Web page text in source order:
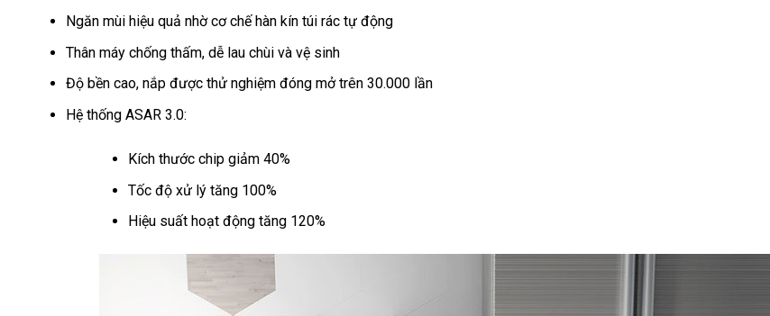
Ngăn mùi hiệu quả nhờ cơ chế hàn kín túi rác tự động
Thân máy chống thấm, dễ lau chùi và vệ sinh
Độ bền cao, nắp được thử nghiệm đóng mở trên 30.000 lần
Hệ thống ASAR 3.0:
Kích thước chip giảm 40%
Tốc độ xử lý tăng 100%
Hiệu suất hoạt động tăng 120%